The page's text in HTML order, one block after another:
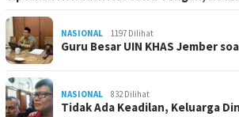
NASIONAL 1197 Dilihat
Guru Besar UIN KHAS Jember
NASIONAL 832 Dilihat
Tidak Ada Keadilan, Keluarga